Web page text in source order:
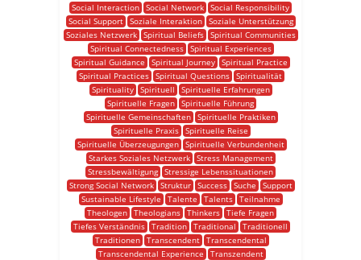
Social Interaction Social Network Social Responsibility
Social Support
Soziale Interaktion
Soziale Unterstützung
Soziales Netzwerk
Spiritual Beliefs
Spiritual Communities
Spiritual Connectedness
Spiritual Experiences
Spiritual Guidance
Spiritual Journey
Spiritual Practice
Spiritual Practices Spiritual Questions Spiritualität
Spirituality
Spirituell
Spirituelle Erfahrungen
Spirituelle Fragen Spirituelle Führung
Spirituelle Gemeinschaften
Spirituelle Praktiken
Spirituelle Praxis
Spirituelle Reise
Spirituelle Überzeugungen
Spirituelle Verbundenheit
Starkes Soziales Netzwerk
Stress Management
Stressbewältigung Stressige Lebenssituationen
Strong Social Network
Struktur Success Suche
Support
Sustainable Lifestyle
Talente Talents
Teilnahme
Theologen Theologians Thinkers Tiefe Fragen
Tiefes Verständnis Tradition Traditional
Traditionell
Traditionen
Transcendent
Transcendental
Transcendental Experience
Transzendent